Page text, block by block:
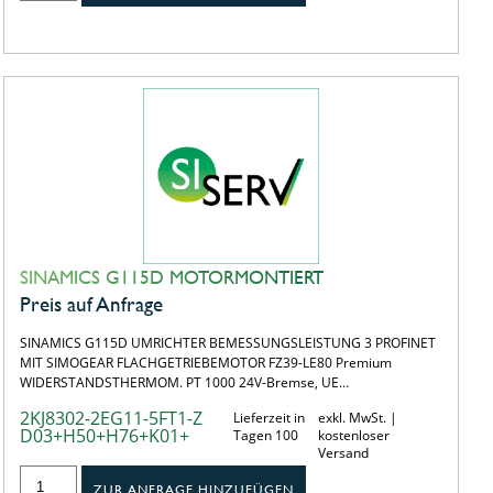
SINAMICS G115D MOTORMONTIERT
Preis auf Anfrage
SINAMICS G115D UMRICHTER BEMESSUNGSLEISTUNG 3 PROFINET
MIT SIMOGEAR FLACHGETRIEBEMOTOR FZ39-LE80 Premium
WIDERSTANDSTHERMOM. PT 1000 24V-Bremse, UE…
2KJ8302-2EG11-5FT1-Z
D03+H50+H76+K01+
Lieferzeit in
Tagen 100
exkl. MwSt. |
kostenloser
Versand
ZUR ANFRAGE HINZUFÜGEN